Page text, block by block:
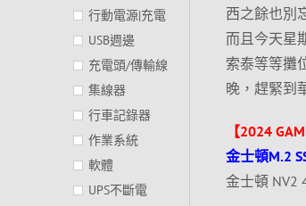
西之餘也別
而且今天星
索泰等等攤
晚，趕緊到
【2024
金士頓M.2
金士頓 NV2
行動電源|充電
USB週邊
充電頭/傳輸線
集線器
行車記錄器
作業系統
軟體
UPS不斷電